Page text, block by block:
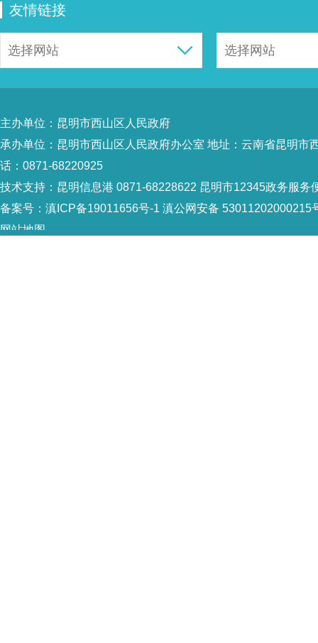
友情链接
主办单位：昆明市西山区人民政府
承办单位：昆明市西山区人民政府办公室 地址：云南省昆明市
话：0871-68220925
技术支持： 昆明信息港 0871-68228622 昆明市12345政务服务
备案号： 滇ICP备19011656号-1 滇公网安备 53011202000215
网站地图